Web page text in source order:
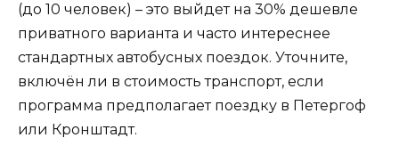
(до 10 человек) – это выйдет на 30% дешевле
приватного варианта и часто интереснее
стандартных автобусных поездок. Уточните,
включён ли в стоимость транспорт, если
программа предполагает поездку в Петергоф
или Кронштадт.